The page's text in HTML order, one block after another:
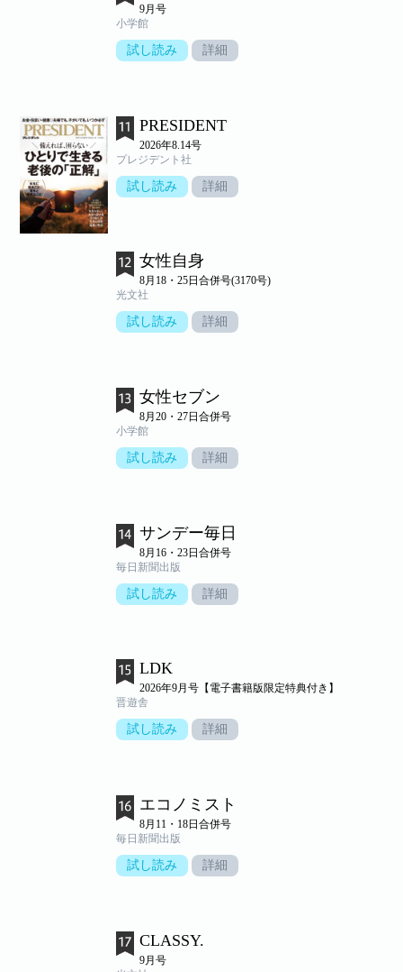
9月号
小学館
試し読み 詳細
PRESIDENT
2026年8.14号
プレジデント社
試し読み 詳細
女性自身
8月18・25日合併号(3170号)
光文社
試し読み 詳細
女性セブン
8月20・27日合併号
小学館
試し読み 詳細
サンデー毎日
8月16・23日合併号
毎日新聞出版
試し読み 詳細
LDK
2026年9月号【電子書籍版限定特典付き】
晋遊舎
試し読み 詳細
エコノミスト
8月11・18日合併号
毎日新聞出版
試し読み 詳細
CLASSY.
9月号